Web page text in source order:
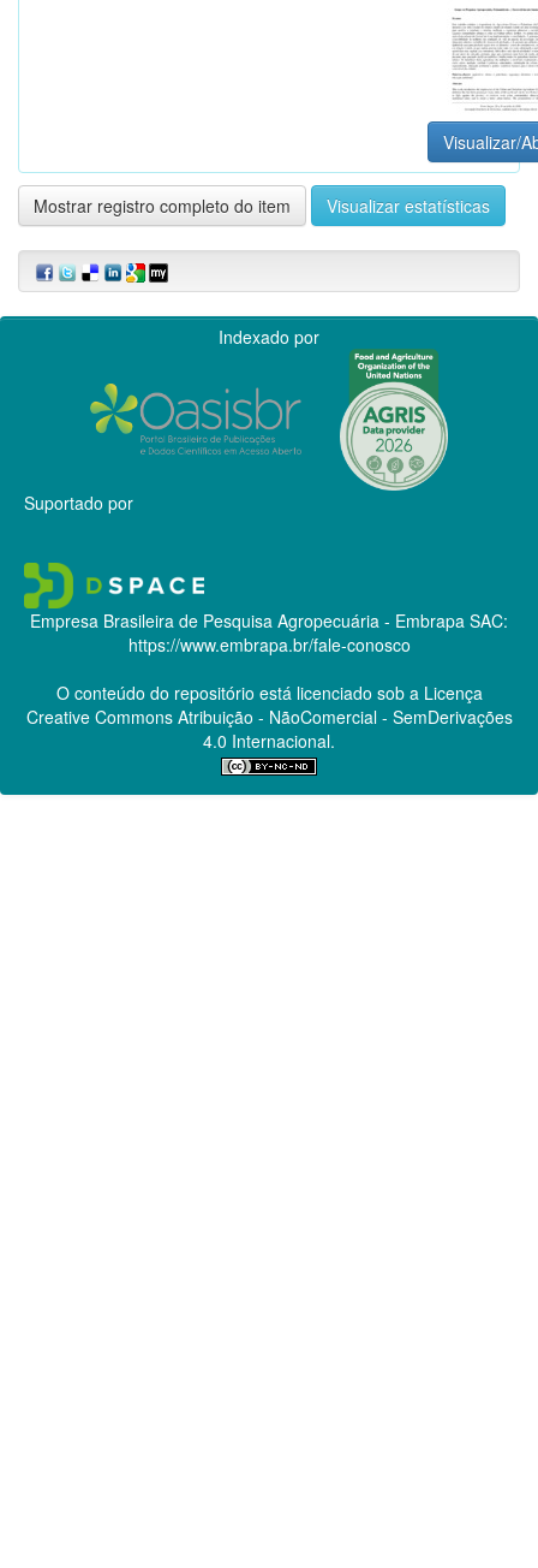
Visualizar/
Mostrar registro completo do item Visualizar estatísticas
Indexado por
Suportado por
Empresa Brasileira de Pesquisa Agropecuária - Embrapa SAC:
https://www.embrapa.br/fale-conosco
O conteúdo do repositório está licenciado sob a Licença
Creative CommonsAtribuição - NãoComercial - SemDerivações
4.0 Internacional.